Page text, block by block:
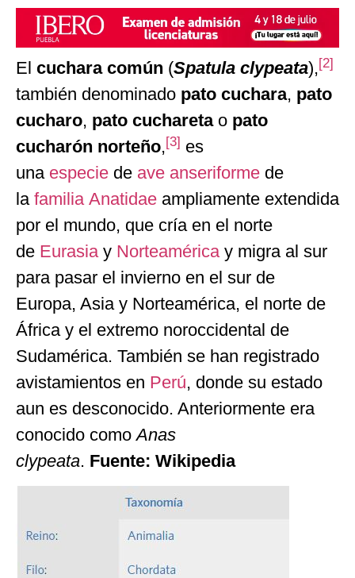
El cuchara común (Spatula clypeata),[2]
también denominado pato cuchara, pato
cucharo, pato cucharetao pato
cucharón norteño,[3] ​ es
una especie de ave anseriforme de
la familia Anatidae ampliamente extendida
por el mundo, que cría en el norte
de Eurasiay Norteaméricay migra al sur
para pasar el invierno en el sur de
Europa, Asia y Norteamérica, el norte de
África y el extremo noroccidental de
Sudamérica. También se han registrado
avistamientos en Perú, donde su estado
aun es desconocido. Anteriormente era
conocido comoAnas
clypeata. Fuente: Wikipedia